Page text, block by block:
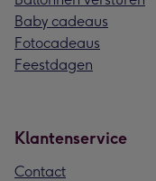
Baby cadeaus
Fotocadeaus
Feestdagen
Klantenservice
Contact